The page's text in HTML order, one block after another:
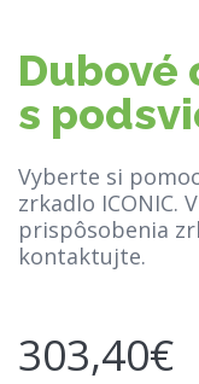
Dubové
s
Vyberte si
zrkadlo ICONIC.
prispôsobenia
kontaktujte.
303,40€